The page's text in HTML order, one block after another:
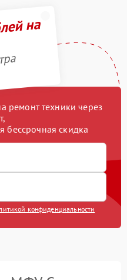
на
ремонт техники через
бессрочная скидка
конфиденциальности